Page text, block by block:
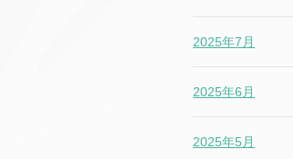
2025年7月
2025年6月
2025年5月